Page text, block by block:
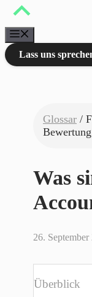
Zum
springen
Lass uns
Glossar /
Bewertung
Was
26. September
Überblick